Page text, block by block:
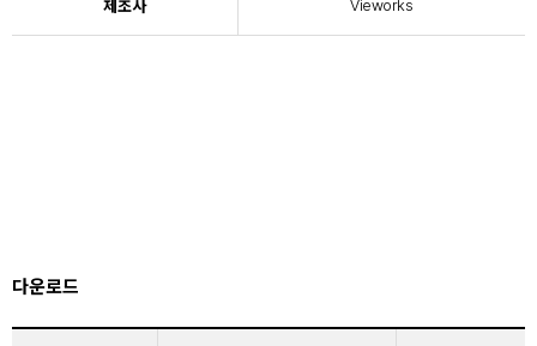
제조사 Vieworks
다운로드